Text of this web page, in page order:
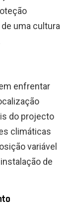
uma cultura
enfrentar
do projecto
climáticas
variável
de